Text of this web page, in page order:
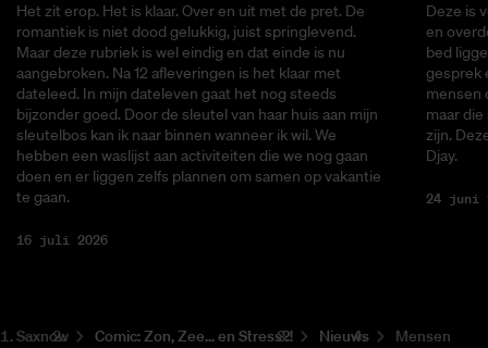
Het zit erop. Het is klaar. Over en uit met de pret. De
romantiek is niet dood gelukkig, juist springlevend.
Maar deze rubriek is wel eindig en dat einde is nu
aangebroken. Na 12 afleveringen is het klaar met
dateleed. In mijn dateleven gaat het nog steeds
bijzonder goed. Door de sleutel van haar huis aan mijn
sleutelbos kan ik naar binnen wanneer ik wil. We
hebben een waslijst aan activiteiten die we nog gaan
doen en er liggen zelfs plannen om samen op vakantie
te gaan.
16 juli 2026
Deze is
en
bed
gesprek
mensen
maar
zijn.
Djay.
24 juni
Saxnow Co­mic: Zon, Zee... en Stress?! Nieuws
Mensen